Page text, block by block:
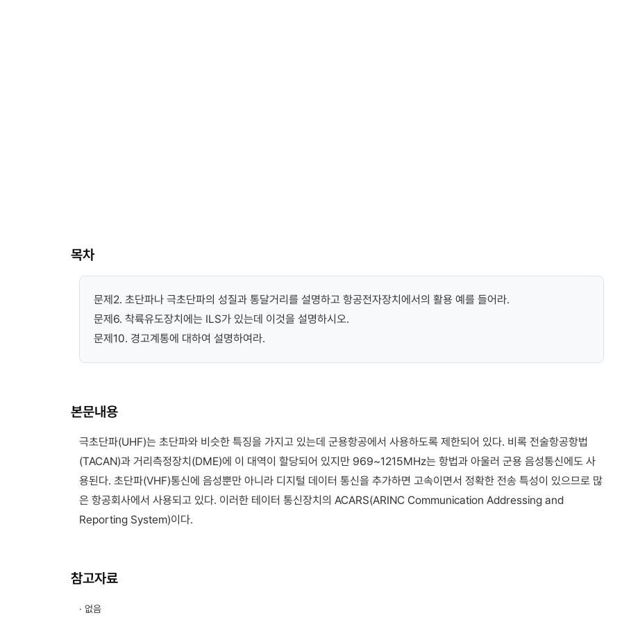
목차
문제2. 초단파나 극초단파의 성질과 통달거리를 설명하고 항공전자장치에서의 활용 예를 들어라.
문제6. 착륙유도장치에는 ILS가 있는데 이것을 설명하시오.
문제10. 경고계통에 대하여 설명하여라.
본문내용
극초단파(UHF)는 초단파와 비슷한 특징을 가지고 있는데 군용항공에서 사용하도록 제한되어 있다. 비록 전술항공항법
(TACAN)과 거리측정장치(DME)에 이 대역이 할당되어 있지만 969~1215MHz는 항법과 아울러 군용 음성통신에도 사
용된다. 초단파(VHF)통신에 음성뿐만 아니라 디지털 데이터 통신을 추가하면 고속이면서 정확한 전송 특성이 있으므로 많
은 항공회사에서 사용되고 있다. 이러한 테이터 통신장치의 ACARS(ARINC Communication Addressing and
Reporting System)이다.
참고자료
· 없음